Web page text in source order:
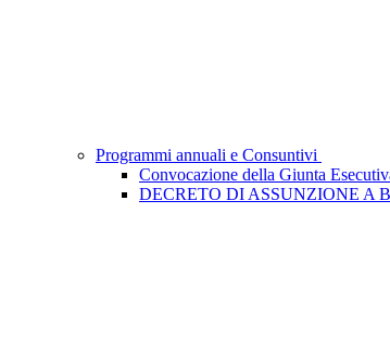
Programmi annuali e Consuntivi
Convocazione della Giunta
DECRETO DI ASSUNZIONE A